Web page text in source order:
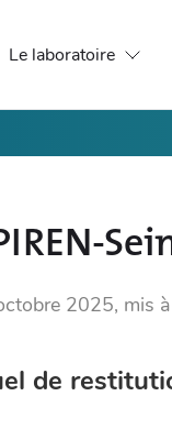
Le laboratoire
2025, mis
de